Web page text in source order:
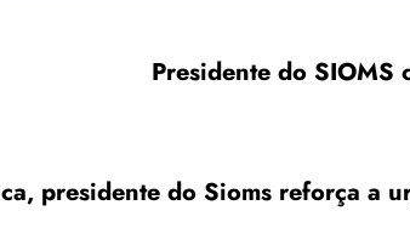
Presidente do SIOMS
presidente do Sioms reforça a